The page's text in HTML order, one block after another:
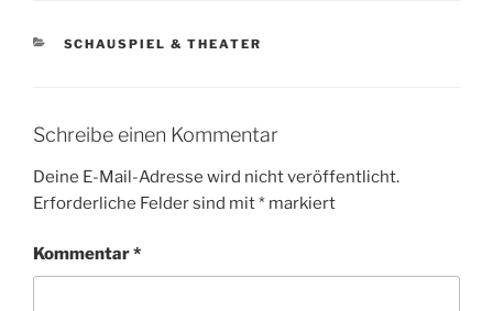
KATEGORIEN
SCHAUSPIEL & THEATER
Schreibe einen Kommentar
Deine E-Mail-Adresse wird nicht veröffentlicht.
Erforderliche Felder sind mit* markiert
Kommentar*